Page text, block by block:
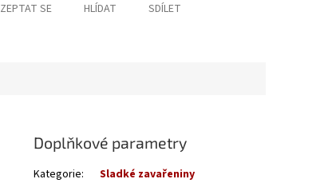
ZEPTAT SE HLÍDAT SDÍLET
Doplňkové parametry
Kategorie:
Sladké zavařeniny